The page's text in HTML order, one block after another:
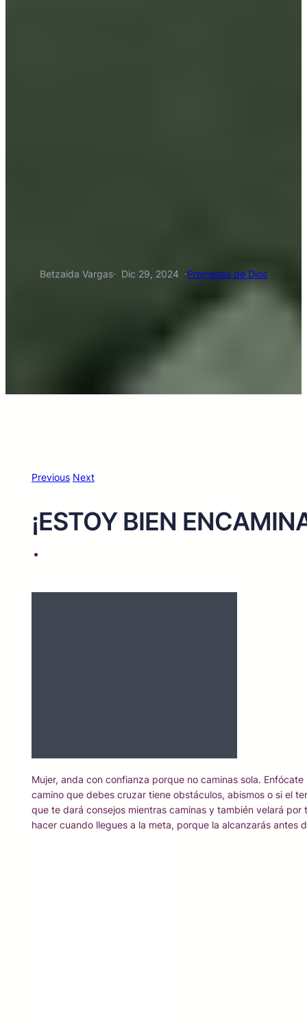
Betzaida Vargas· Dic 29, 2024 ·Promesas de Dios
Previous Next
¡ESTOY BIEN
Mujer, anda con confianza porque no caminas sola.
camino que debes cruzar tiene obstáculos, abismos o si el
que te dará consejos mientras caminas y también velará
hacer cuando llegues a la meta, porque la alcanzarás antes